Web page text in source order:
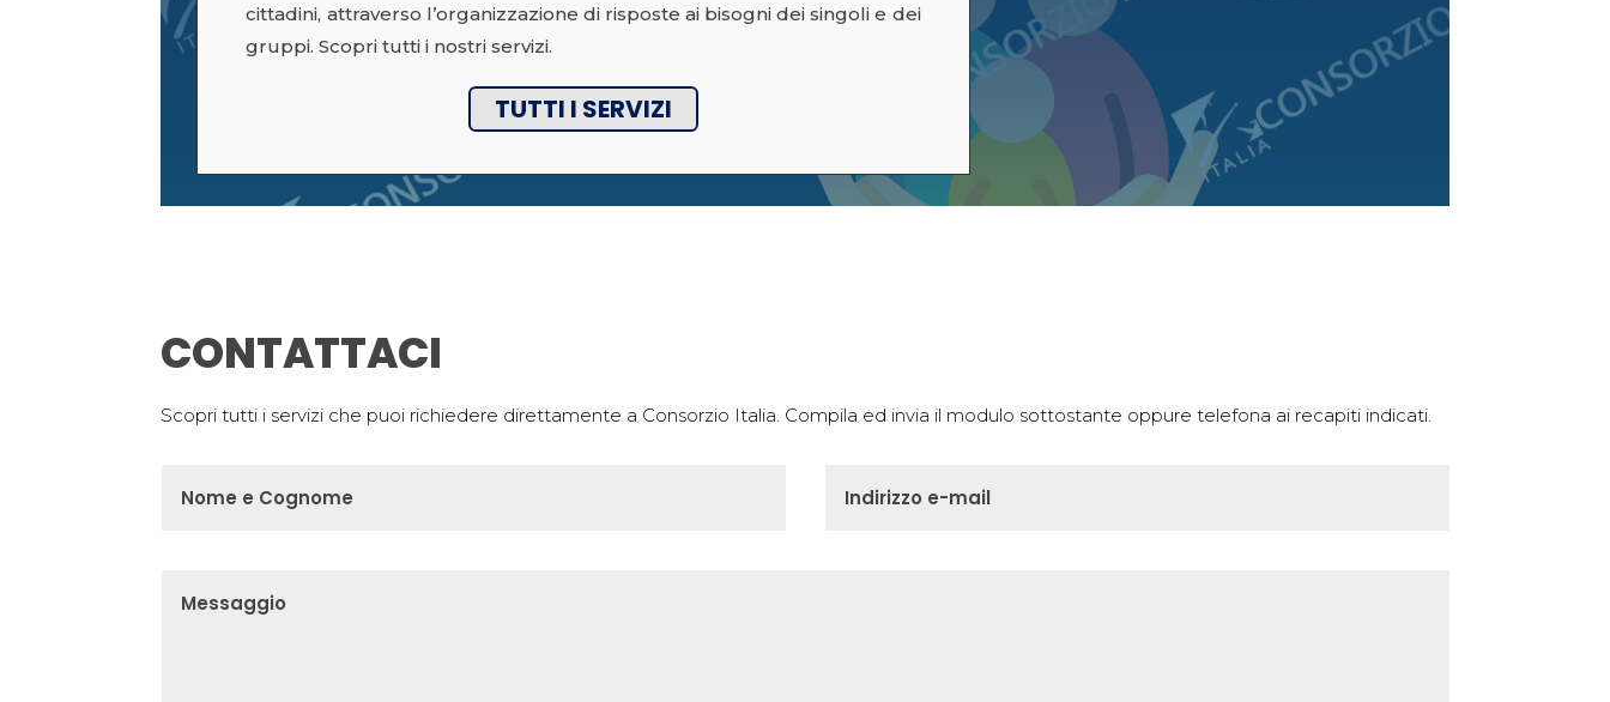
cittadini, attraverso l’organizzazione di risposte ai bisogni dei singoli e dei
gruppi. Scopri tutti i nostri servizi.
TUTTI I SERVIZI
CONTATTACI
Scopri tutti i servizi che puoi richiedere direttamente a Consorzio Italia. Compila ed invia il modulo sottostante oppure telefona ai recapiti indicati.